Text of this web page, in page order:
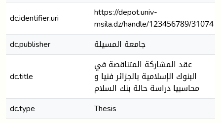
dc.identifier.uri
https://depot.univ-
msila.dz/handle/123456789/31074
dc.publisher
جامعة المسيلة
dc.title
عقد المشاركة المتناقصة في
البنوك الإسلامية بالجزائر فنيا و
محاسبيا دراسة حالة بنك السلام
dc.type
Thesis